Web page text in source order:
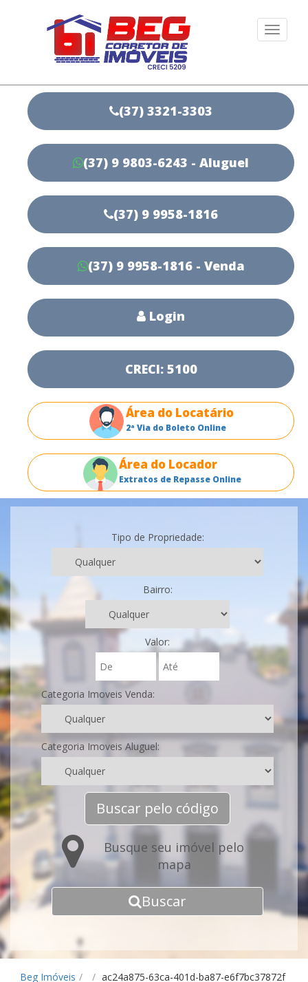
(37) 3321-3303
(37) 9 9803-6243 - Aluguel
(37) 9 9958-1816
(37) 9 9958-1816 - Venda
Login
CRECI: 5100
Área do Locatário
2ª Via do Boleto Online
Área do Locador
Extratos de Repasse Online
Tipo de Propriedade:
Bairro:
Valor:
Categoria Imoveis Venda:
Categoria Imoveis Aluguel:
Buscar pelo código
Busque seu imóvel pelo
mapa
Buscar
Beg Imóveis / / ac24a875-63ca-401d-ba87-e6f7bc37872f